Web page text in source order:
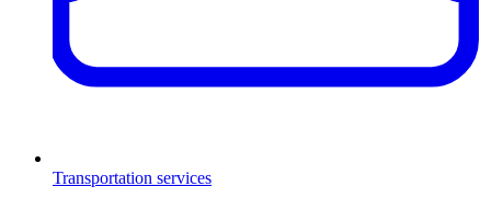
Transportation services